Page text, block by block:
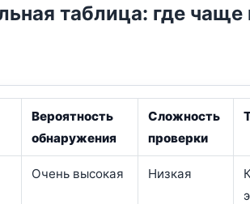
таблица: где чаще
Вероятность
обнаружения
Сложность
проверки
Очень высокая Низкая